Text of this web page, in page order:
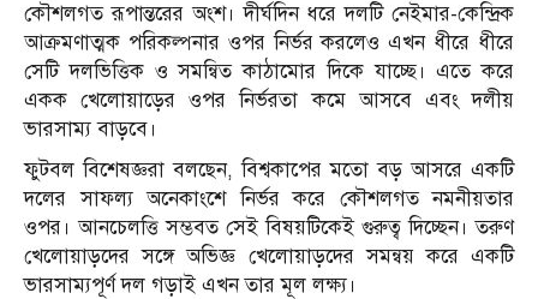
কৌশলগত রূপান্তরের অংশ। দীর্ঘদিন ধরে দলটি নেইমার-কেন্দ্রিক
আক্রমণাত্মক পরিকল্পনার ওপর নির্ভর করলেও এখন ধীরে ধীরে
সেটি দলভিত্তিক ও সমন্বিত কাঠামোর দিকে যাচ্ছে। এতে করে
একক খেলোয়াড়ের ওপর নির্ভরতা কমে আসবে এবং দলীয়
ভারসাম্য বাড়বে।
ফুটবল বিশেষজ্ঞরা বলছেন, বিশ্বকাপের মতো বড় আসরে একটি
দলের সাফল্য অনেকাংশে নির্ভর করে কৌশলগত নমনীয়তার
ওপর। আনচেলত্তি সম্ভবত সেই বিষয়টিকেই গুরুত্ব দিচ্ছেন। তরুণ
খেলোয়াড়দের সঙ্গে অভিজ্ঞ খেলোয়াড়দের সমন্বয় করে একটি
ভারসাম্যপূর্ণ দল গড়াই এখন তার মূল লক্ষ্য।